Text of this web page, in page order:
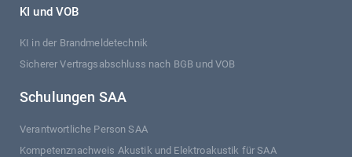
KI und VOB
KI in der Brandmeldetechnik
Sicherer Vertragsabschluss nach BGB und VOB
Schulungen SAA
Verantwortliche Person SAA
Kompetenznachweis Akustik und Elektroakustik für SAA